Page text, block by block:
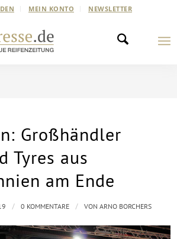
MEIN KONTO NEWSLETTER
Großhändler
Tyres aus
am Ende
/ 0 KOMMENTARE / VONARNO BORCHERS